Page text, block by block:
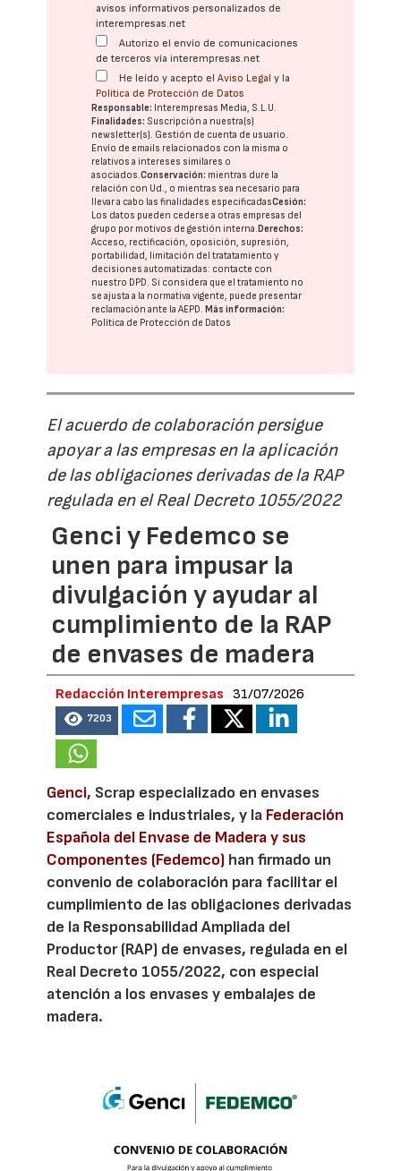
avisos informativos personalizados de
interempresas.net
Autorizo el envío de comunicaciones
de terceros vía interempresas.net
He leído y acepto elAviso Legal y la
Política de Protección de Datos
Responsable: Interempresas Media, S.L.U.
Finalidades: Suscripción a nuestra(s)
newsletter(s). Gestión de cuenta de usuario.
Envío de emails relacionados con la misma o
relativos a intereses similares o
asociados.Conservación: mientras dure la
relación con Ud., o mientras sea necesario para
llevar a cabo las finalidades especificadasCesión:
Los datos pueden cederse a otras empresas del
grupo por motivos de gestión interna. Derechos:
Acceso, rectificación, oposición, supresión,
portabilidad, limitación del tratatamiento y
decisiones automatizadas: contacte con
nuestro DPD. Si considera que el tratamiento no
se ajusta a la normativa vigente, puede presentar
reclamación ante laAEPD. Más información:
Política de Protección de Datos
El acuerdo de colaboración persigue
apoyar a las empresas en la aplicación
de las obligaciones derivadas de la RAP
regulada en el Real Decreto 1055/2022
Genci y Fedemco se
unen para impusar la
divulgación y ayudar al
cumplimiento de la RAP
de envases de madera
Redacción Interempresas 31/07/2026
7203
Genci, Scrap especializado en envases
comerciales e industriales, y la Federación
Española del Envase de Madera y sus
Componentes (Fedemco) han firmado un
convenio de colaboración para facilitar el
cumplimiento de las obligaciones derivadas
de la Responsabilidad Ampliada del
Productor (RAP) de envases, regulada en el
Real Decreto 1055/2022, con especial
atención a los envases y embalajes de
madera.